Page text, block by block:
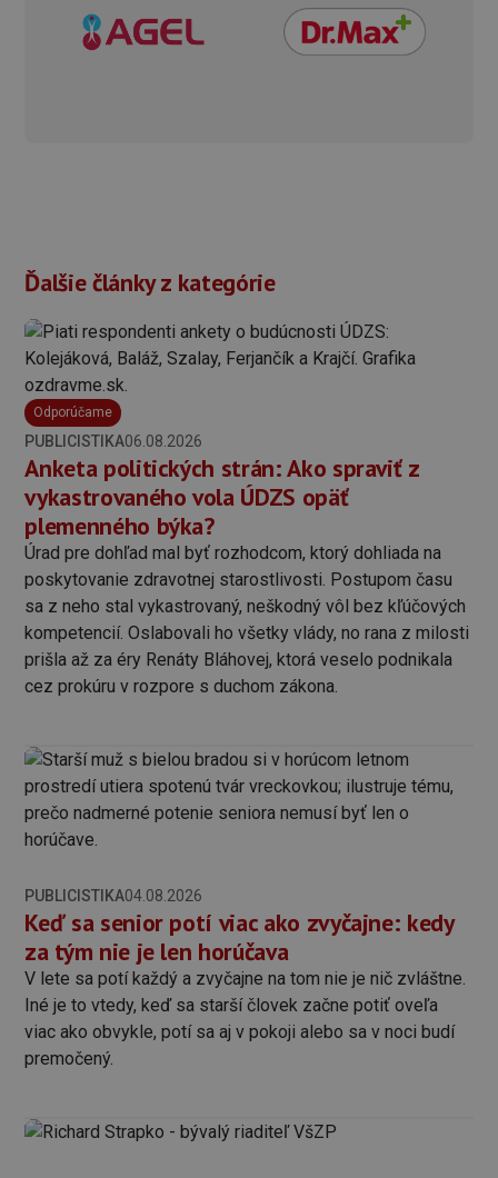
Ďalšie články z kategórie
Odporúčame
PUBLICISTIKA06.08.2026
Anketa politických strán: Ako spraviť z
vykastrovaného vola ÚDZS opäť
plemenného býka?
Úrad pre dohľad mal byť rozhodcom, ktorý dohliada na
poskytovanie zdravotnej starostlivosti. Postupom času
sa z neho stal vykastrovaný, neškodný vôl bez kľúčových
kompetencií. Oslabovali ho všetky vlády, no rana z milosti
prišla až za éry Renáty Bláhovej, ktorá veselo podnikala
cez prokúru v rozpore s duchom zákona.
PUBLICISTIKA04.08.2026
Keď sa senior potí viac ako zvyčajne: kedy
za tým nie je len horúčava
V lete sa potí každý a zvyčajne na tom nie je nič zvláštne.
Iné je to vtedy, keď sa starší človek začne potiť oveľa
viac ako obvykle, potí sa aj v pokoji alebo sa v noci budí
premočený.